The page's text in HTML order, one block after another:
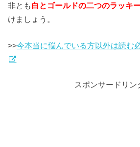
非とも白とゴールドの二つのラッキ
けましょう。
>>今本当に悩んでいる方以外は読む
スポンサードリン